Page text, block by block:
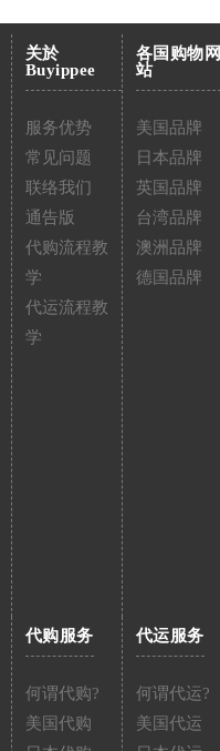
关於
Buyippee
服务优势
常见问题
联络我们
通告版
代购流程教
学
代运流程教
学
各国购物网
站
美国品牌
日本品牌
英国品牌
台湾品牌
澳洲品牌
德国品牌
代购服务
何谓代购?
美国代购
代运服务
何谓代运?
美国代运